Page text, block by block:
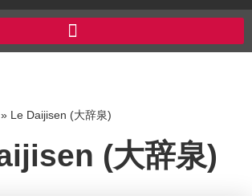
» Le Daijisen (大辞泉)
(大辞泉)